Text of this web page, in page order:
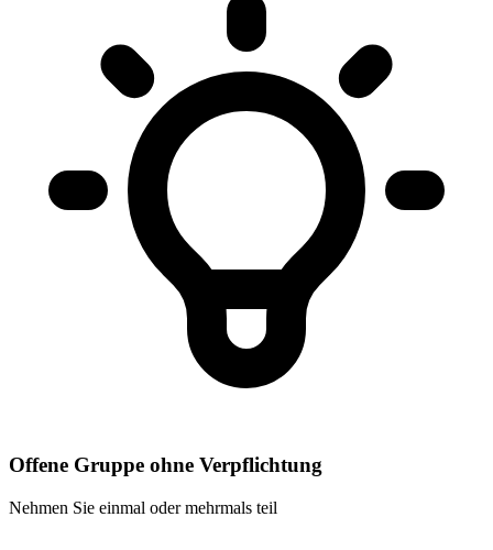
Offene Gruppe ohne Verpflichtung
Nehmen Sie einmal oder mehrmals teil